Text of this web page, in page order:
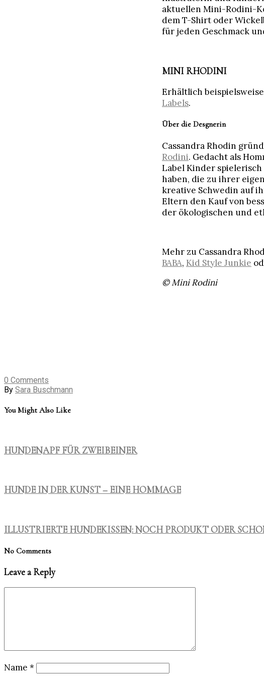
aktuellen Mini-Rodini-
dem T-Shirt oder
für jeden Geschmack
MINI RHODINI
Erhältlich
Labels.
Über die Desgnerin
Cassandra Rhodin
Rodini. Gedacht als
Label Kinder
haben, die zu ihrer
kreative Schwedin auf
Eltern den Kauf von
der ökologischen und
Mehr zu Cassandra
BABA, Kid Style Junkie
© Mini Rodini
0 Comments
By Sara Buschmann
You Might Also Like
HUNDENAPF FÜR ZWEIBEINER
HUNDE IN DER KUNST – EINE HOMMAGE
ILLUSTRIERTE HUNDEKISSEN: NOCH PRODUKT ODER
No Comments
Leave a Reply
Name *